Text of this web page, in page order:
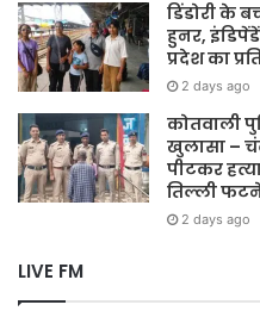
डिंडोरी के
हुनर,
प्रदेश का
2 days ago
कोतवाली
खुलासा –
पीटकर
तिल्ली
2 days ago
LIVE FM